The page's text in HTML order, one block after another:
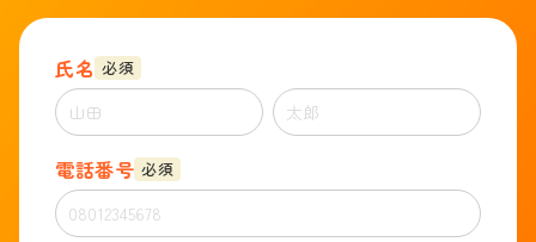
氏名 必須
電話番号 必須